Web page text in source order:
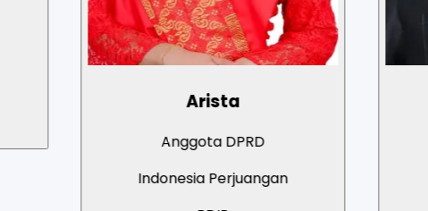
Anggota DPRD
Indonesia Perjuangan